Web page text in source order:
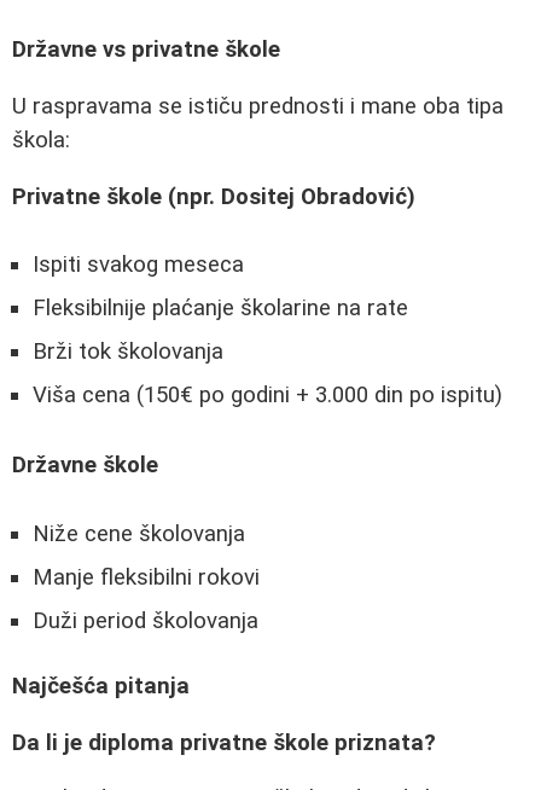
Državne vs privatne škole
U raspravama se ističu prednosti i mane oba tipa
škola:
Privatne škole (npr. Dositej Obradović)
Ispiti svakog meseca
Fleksibilnije plaćanje školarine na rate
Brži tok školovanja
Viša cena (150€ po godini + 3.000 din po ispitu)
Državne škole
Niže cene školovanja
Manje fleksibilni rokovi
Duži period školovanja
Najčešća pitanja
Da li je diploma privatne škole priznata?